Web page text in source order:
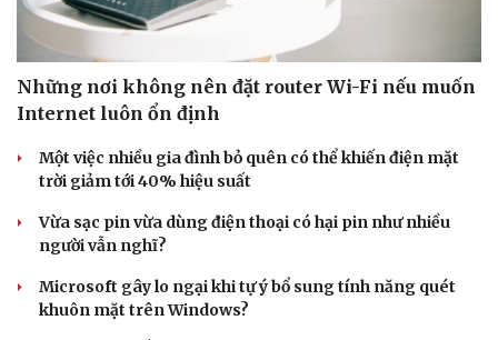
Những nơi không nên đặt router Wi-Fi nếu muốn
Internet luôn ổn định
Một việc nhiều gia đình bỏ quên có thể khiến điện mặt
trời giảm tới 40% hiệu suất
Vừa sạc pin vừa dùng điện thoại có hại pin như nhiều
người vẫn nghĩ?
Microsoft gây lo ngại khi tự ý bổ sung tính năng quét
khuôn mặt trên Windows?